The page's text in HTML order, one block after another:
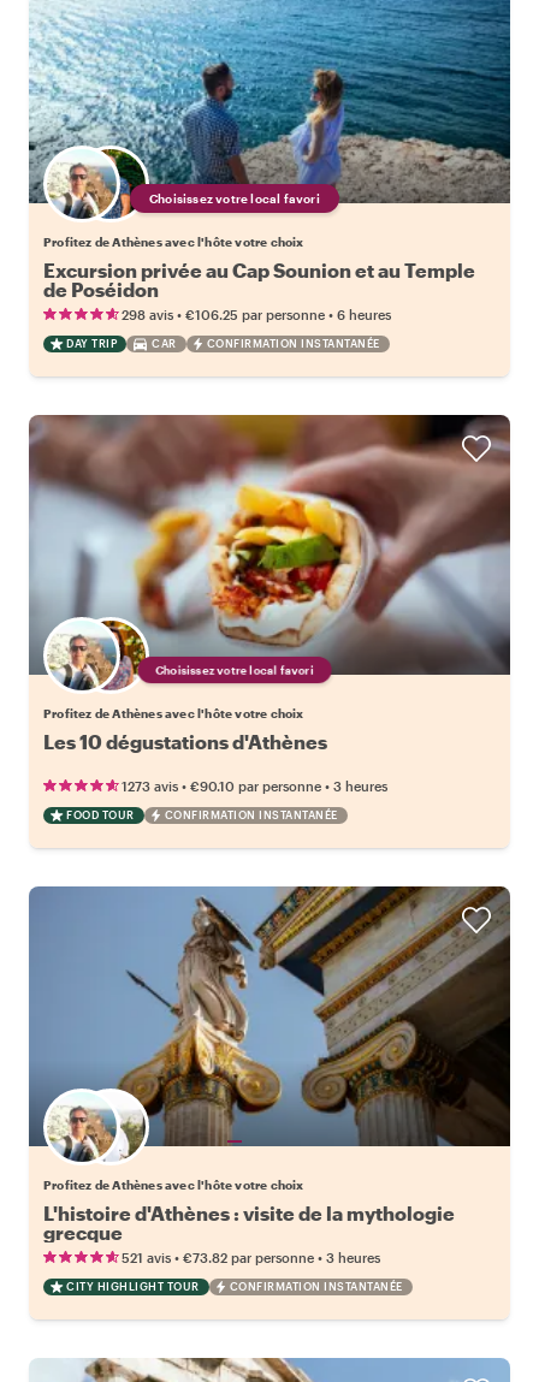
Choisissez votre local favori
Profitez de Athènes avec l'hôte votre choix
Excursion privée au Cap Sounion et au Temple
de Poséidon
298 avis • €106.25 par personne • 6 heures
DAY TRIP CAR CONFIRMATION INSTANTANÉE
Choisissez votre local favori
Profitez de Athènes avec l'hôte votre choix
Les 10 dégustations d'Athènes
1273 avis • €90.10 par personne • 3 heures
FOOD TOUR CONFIRMATION INSTANTANÉE
Choisissez votre local favori
Profitez de Athènes avec l'hôte votre choix
L'histoire d'Athènes : visite de la mythologie
grecque
521 avis • €73.82 par personne • 3 heures
CITY HIGHLIGHT TOUR CONFIRMATION INSTANTANÉE